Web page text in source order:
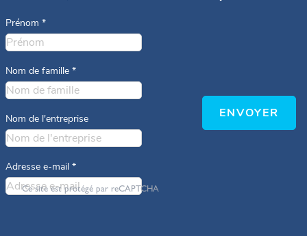
Prénom *
Nom de famille *
Nom de l'entreprise
Adresse e-mail *
Ce site est protégé par reCAPTCHA
ENVOYER